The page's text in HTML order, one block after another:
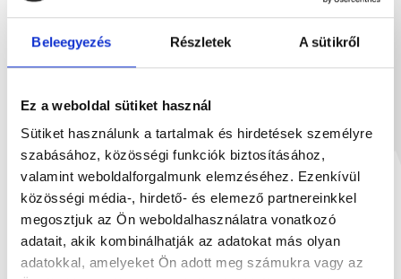
Beleegyezés Részletek A sütikről
Ez a weboldal sütiket használ
Sütiket használunk a tartalmak és hirdetések személyre
szabásához, közösségi funkciók biztosításához,
valamint weboldalforgalmunk elemzéséhez. Ezenkívül
közösségi média-, hirdető- és elemező partnereinkkel
megosztjuk az Ön weboldalhasználatra vonatkozó
adatait, akik kombinálhatják az adatokat más olyan
adatokkal, amelyeket Ön adott meg számukra vagy az